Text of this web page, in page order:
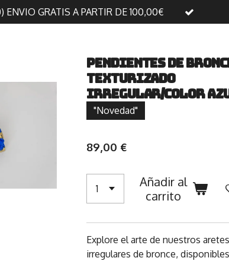
GRATIS A PARTIR DE 100,00€
Pendientes de
texturizado
irregular/Color
"Novedad"
89,00 €
Añadir al
carrito
Explore el arte de nuestros aretes
irregulares de bronce,